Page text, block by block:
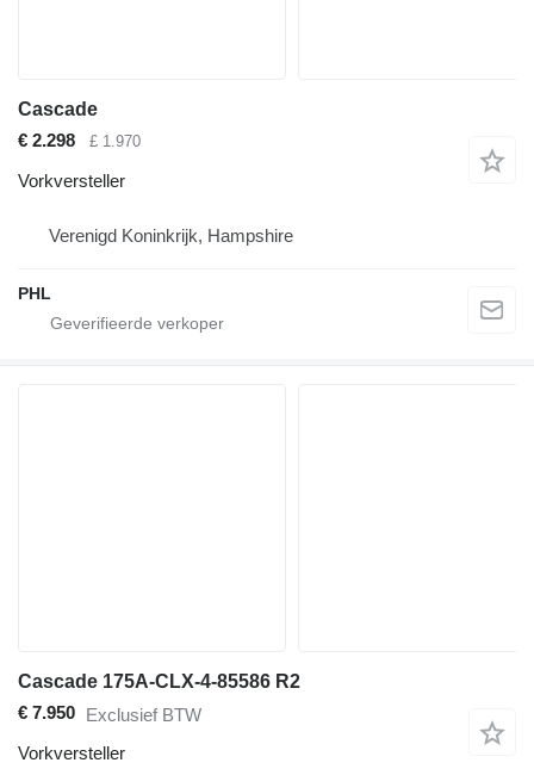
Cascade
€ 2.298
£ 1.970
Vorkversteller
Verenigd Koninkrijk, Hampshire
PHL
Cascade 175A-CLX-4-85586 R2
€ 7.950 Exclusief BTW
Vorkversteller